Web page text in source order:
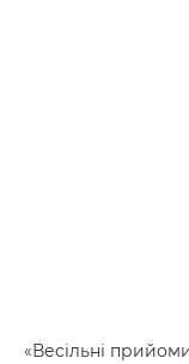
«Весільні